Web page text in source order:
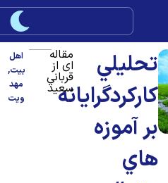
تحليلي
کارکردگرايانه
بر آموزه
هاي
مقاله
ای از
قرباني
سعيد
اهل
بیت,
مهد
ویت